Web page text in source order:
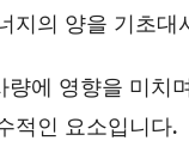
지의 양을 기초대
에 영향을 미치
적인 요소입니다.